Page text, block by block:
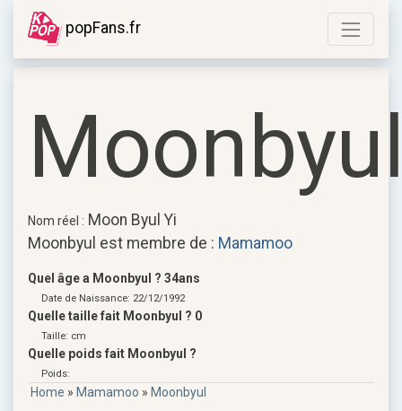
popFans.fr
Nom réel : Moon Byul Yi
Moonbyul est membre de : Mamamoo
Quel âge a Moonbyul ? 34ans
Date de Naissance: 22/12/1992
Quelle taille fait Moonbyul ? 0
Taille: cm
Quelle poids fait Moonbyul ?
Poids:
Home » Mamamoo » Moonbyul